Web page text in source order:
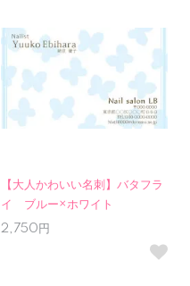
【大人かわいい名刺】バタフラ
イ ブルー×ホワイト
2,750円